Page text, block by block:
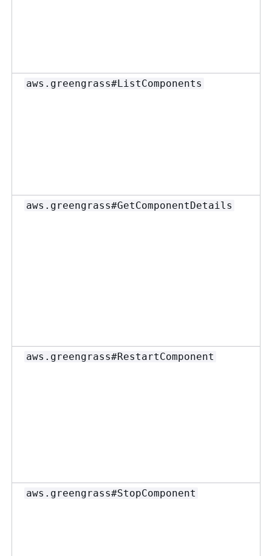
aws.greengrass#ListComponents
aws.greengrass#GetComponentDetails
aws.greengrass#RestartComponent
aws.greengrass#StopComponent